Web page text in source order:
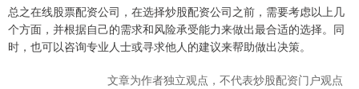
总之在线股票配资公司，在选择炒股配资公司之前，需要考虑以上几
个方面，并根据自己的需求和风险承受能力来做出最合适的选择。同
时，也可以咨询专业人士或寻求他人的建议来帮助做出决策。
文章为作者独立观点，不代表炒股配资门户观点